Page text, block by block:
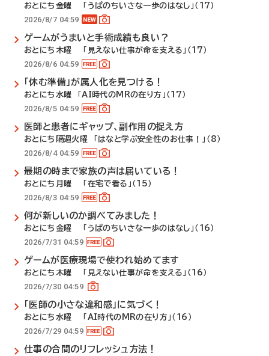
おとにち金曜 「うぱのちいさな一歩のはなし」（17）
2026/8/7 04:59
ゲームがうまいと手術成績も良い？
おとにち木曜 「見えない仕事が命を支える」（17）
2026/8/6 04:59
「休む準備」が属人化を見つける！
おとにち水曜 「AI時代のMRの在り方」（17）
2026/8/5 04:59
医師と患者にギャップ、副作用の捉え方
おとにち隔週火曜 「はなと学ぶ安全性のお仕事！」（8）
2026/8/4 04:59
最期の時まで家族の声は届いている！
おとにち月曜 「在宅で看る」（15）
2026/8/3 04:59
何が新しいのか調べてみました！
おとにち金曜 「うぱのちいさな一歩のはなし」（16）
2026/7/31 04:59
ゲームが医療現場で使われ始めてます
おとにち木曜 「見えない仕事が命を支える」（16）
2026/7/30 04:59
「医師の小さな違和感」に気づく！
おとにち水曜 「AI時代のMRの在り方」（16）
2026/7/29 04:59
仕事の合間のリフレッシュ方法！